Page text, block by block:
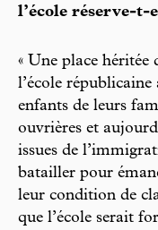
l’école réserve-t-
« Une place
l’école républicaine
enfants de leurs
ouvrières et
issues de
batailler pour
leur condition de
que l’école serait